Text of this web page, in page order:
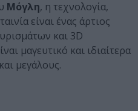
Μόγλη, η τεχνολογία,
είναι ένας άρτιος
και 3D
μαγευτικό και ιδιαίτερα
μεγάλους.